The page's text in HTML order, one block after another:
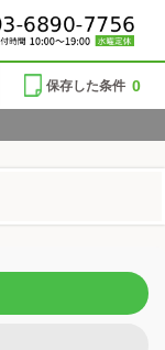
保存した条件 0